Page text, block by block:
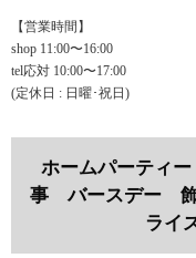
【営業時間】
shop 11:00〜16:00
tel応対 10:00〜17:00
(定休日 : 日曜･祝日)
ホームパーティ
事 バースデー
ライ